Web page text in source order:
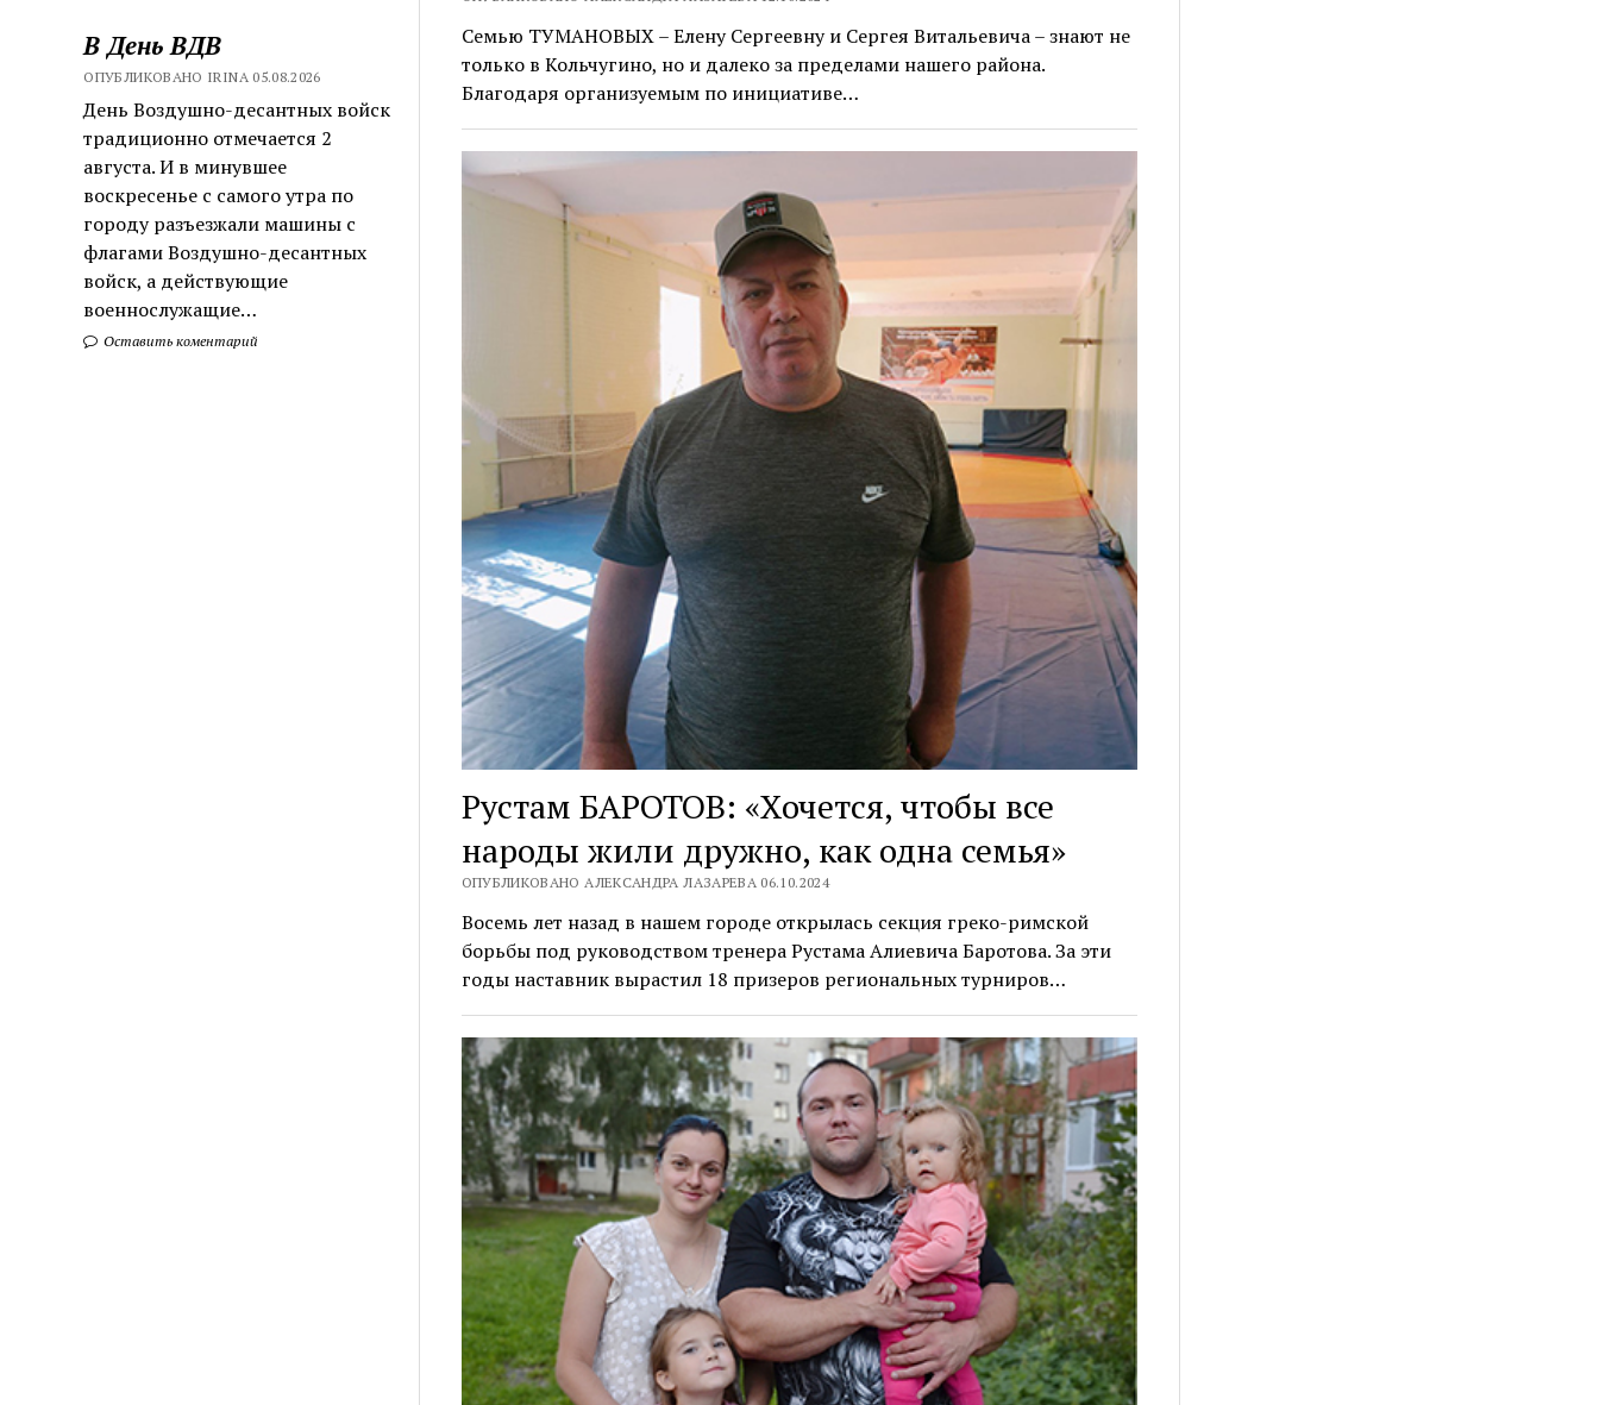
В День ВДВ
ОПУБЛИКОВАНО IRINA 05.08.2026
День Воздушно-десантных войск
традиционно отмечается 2
августа. И в минувшее
воскресенье с самого утра по
городу разъезжали машины с
флагами Воздушно-десантных
войск, а действующие
военнослужащие…
Оставить коментарий
Семью ТУМАНОВЫХ – Елену Сергеевну и Сергея Витальевича – знают не
только в Кольчугино, но и далеко за пределами нашего района.
Благодаря организуемым по инициативе…
Рустам БАРОТОВ: «Хочется, чтобы все
народы жили дружно, как одна семья»
ОПУБЛИКОВАНО АЛЕКСАНДРА ЛАЗАРЕВА 06.10.2024
Восемь лет назад в нашем городе открылась секция греко-римской
борьбы под руководством тренера Рустама Алиевича Баротова. За эти
годы наставник вырастил 18 призеров региональных турниров…